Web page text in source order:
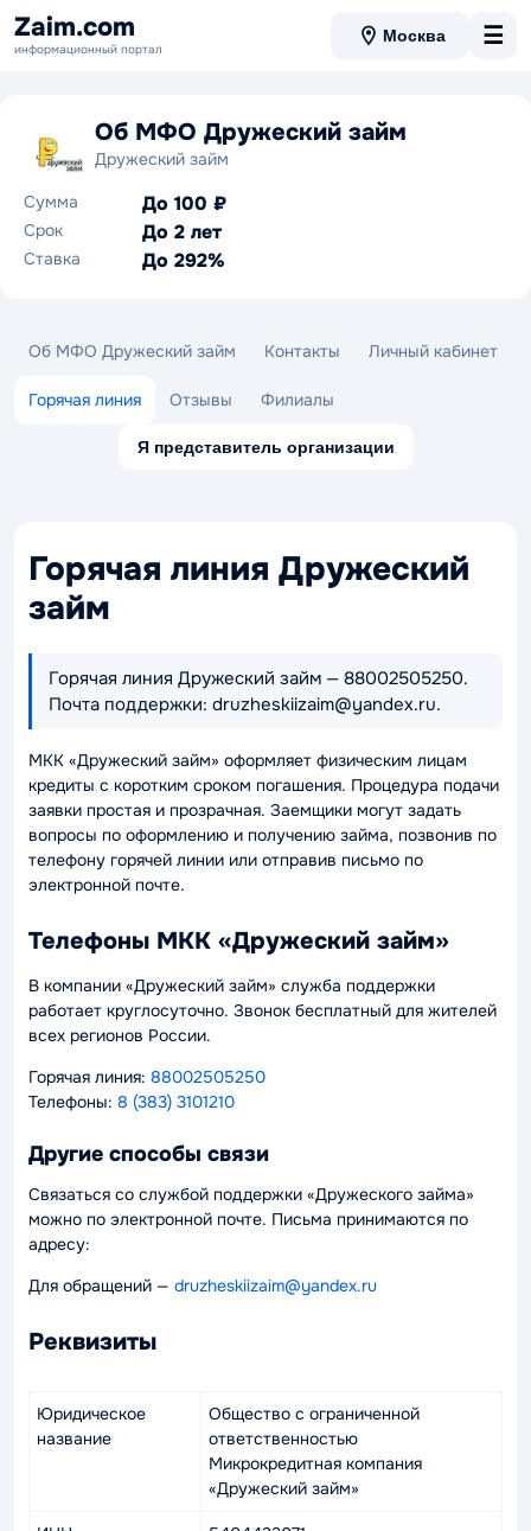
Zaim.com
информационный портал
Москва ☰
Об МФО Дружеский займ
Дружеский займ
Сумма
До 100 ₽
Срок До 2 лет
Ставка До 292%
Об МФО Дружеский займ Контакты Личный кабинет
Горячая линия Отзывы Филиалы
Я представитель организации
Горячая линия Дружеский
займ
Горячая линия Дружеский займ — 88002505250.
Почта поддержки: druzheskiizaim@yandex.ru.
МКК «Дружеский займ» оформляет физическим лицам
кредиты с коротким сроком погашения. Процедура подачи
заявки простая и прозрачная. Заемщики могут задать
вопросы по оформлению и получению займа, позвонив по
телефону горячей линии или отправив письмо по
электронной почте.
Телефоны МКК «Дружеский займ»
В компании «Дружеский займ» служба поддержки
работает круглосуточно. Звонок бесплатный для жителей
всех регионов России.
Горячая линия: 88002505250
Телефоны: 8 (383) 3101210
Другие способы связи
Связаться со службой поддержки «Дружеского займа»
можно по электронной почте. Письма принимаются по
адресу:
Для обращений — druzheskiizaim@yandex.ru
Реквизиты
Юридическое
название
Общество с ограниченной
ответственностью
Микрокредитная компания
«Дружеский займ»